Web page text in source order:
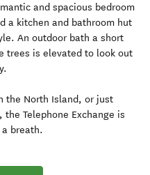
and spacious bedroom
a kitchen and bathroom hut
An outdoor bath a short
trees is elevated to look out
the North Island, or just
Telephone Exchange is
breath.